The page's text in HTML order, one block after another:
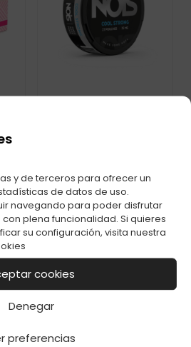
y de terceros para ofrecer un
de datos de uso.
navegando para poder disfrutar
plena funcionalidad. Si quieres
su configuración, visita nuestra
cookies
Denegar
preferencias